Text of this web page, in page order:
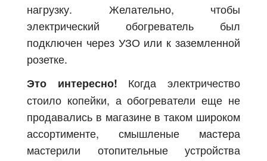
нагрузку. Желательно, чтобы
электрический обогреватель был
подключен через УЗО или к заземленной
розетке.
Это интересно! Когда электричество
стоило копейки, а обогреватели еще не
продавались в магазине в таком широком
ассортименте, смышленые мастера
мастерили отопительные устройства